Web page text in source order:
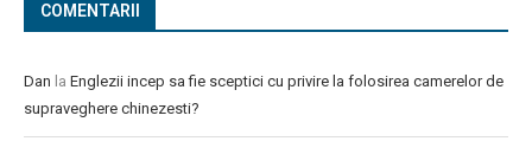
COMENTARII
Dan la Englezii incep sa fie sceptici cu privire la folosirea camerelor de
supraveghere chinezesti?